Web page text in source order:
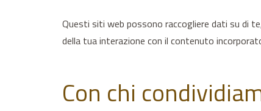
Questi siti web possono raccogliere dati su di
della tua interazione con il contenuto
Con chi